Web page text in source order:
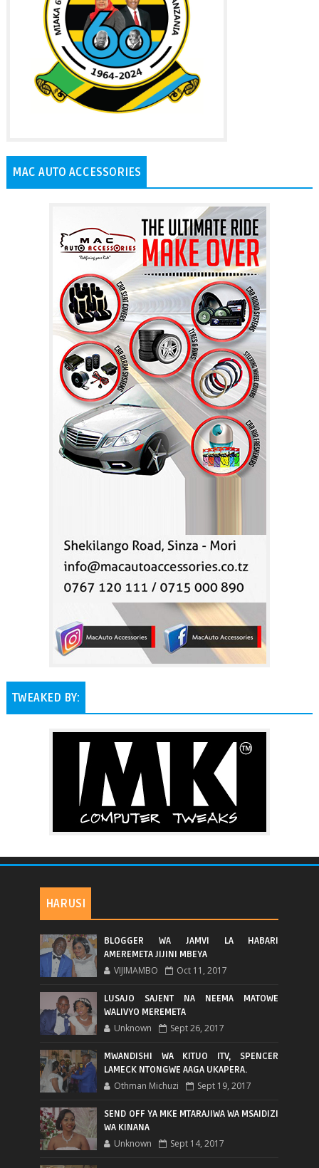
MAC AUTO ACCESSORIES
TWEAKED BY:
HARUSI
BLOGGER WA JAMVI LA HABARI
AMEREMETA JIJINI MBEYA
VIJIMAMBO Oct 11, 2017
LUSAJO SAJENT NA NEEMA MATOWE
WALIVYO MEREMETA
Unknown Sept 26, 2017
MWANDISHI WA KITUO ITV, SPENCER
LAMECK NTONGWE AAGA UKAPERA.
Othman Michuzi Sept 19, 2017
SEND OFF YA MKE MTARAJIWA WA MSAIDIZI
WA KINANA
Unknown Sept 14, 2017